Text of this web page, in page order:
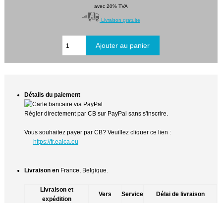
avec 20% TVA
Livraison gratuite
Détails du paiement
Régler directement par CB sur PayPal sans s'inscrire.
Vous souhaitez payer par CB? Veuillez cliquer ce lien :
https://fr.eaica.eu
Livraison en France, Belgique.
Livraison et
expédition
Vers Service Délai de livraison